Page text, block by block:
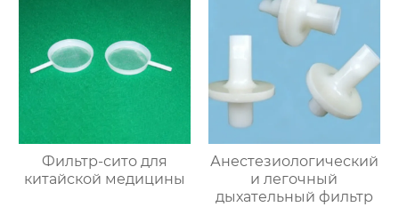
Фильтр-сито для
китайской медицины
Анестезиологический
и легочный
дыхательный фильтр